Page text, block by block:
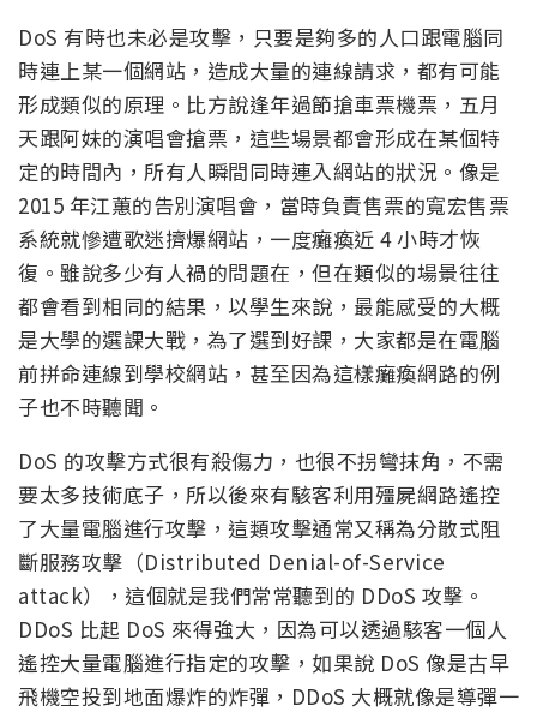
DoS 有時也未必是攻擊，只要是夠多的人口跟電腦同
時連上某一個網站，造成大量的連線請求，都有可能
形成類似的原理。比方說逢年過節搶車票機票，五月
天跟阿妹的演唱會搶票，這些場景都會形成在某個特
定的時間內，所有人瞬間同時連入網站的狀況。像是
2015 年江蕙的告別演唱會，當時負責售票的寬宏售票
系統就慘遭歌迷擠爆網站，一度癱瘓近 4 小時才恢
復。雖說多少有人禍的問題在，但在類似的場景往往
都會看到相同的結果，以學生來說，最能感受的大概
是大學的選課大戰，為了選到好課，大家都是在電腦
前拼命連線到學校網站，甚至因為這樣癱瘓網路的例
子也不時聽聞。
DoS 的攻擊方式很有殺傷力，也很不拐彎抹角，不需
要太多技術底子，所以後來有駭客利用殭屍網路遙控
了大量電腦進行攻擊，這類攻擊通常又稱為分散式阻
斷服務攻擊（Distributed Denial-of-Service
attack），這個就是我們常常聽到的 DDoS 攻擊。
DDoS 比起 DoS 來得強大，因為可以透過駭客一個人
遙控大量電腦進行指定的攻擊，如果說 DoS 像是古早
飛機空投到地面爆炸的炸彈，DDoS 大概就像是導彈一